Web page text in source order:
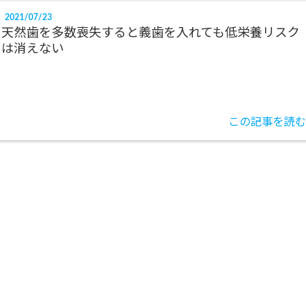
2021/07/23
天然歯を多数喪失すると義歯を入れても低栄養リスク
は消えない
この記事を読む